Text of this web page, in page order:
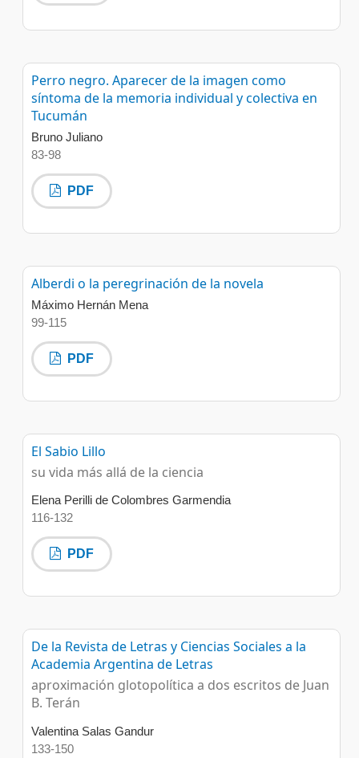
Perro negro. Aparecer de la imagen como
síntoma de la memoria individual y colectiva en
Tucumán
Bruno Juliano
83-98
PDF
Alberdi o la peregrinación de la novela
Máximo Hernán Mena
99-115
PDF
El Sabio Lillo
su vida más allá de la ciencia
Elena Perilli de Colombres Garmendia
116-132
PDF
De la Revista de Letras y Ciencias Sociales a la
Academia Argentina de Letras
aproximación glotopolítica a dos escritos de Juan
B. Terán
Valentina Salas Gandur
133-150